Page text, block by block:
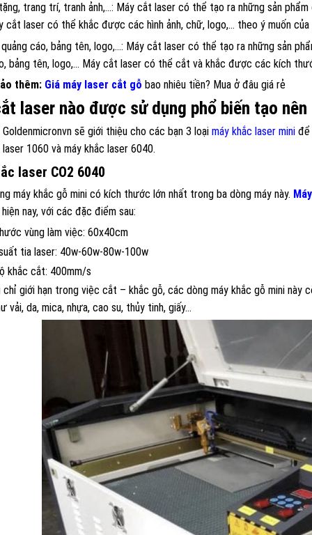
trang trí, tranh ảnh,…: Máy cắt laser có thể tạo ra những sản
cắt laser có thể khắc được các hình ảnh, chữ, logo,… theo ý muốn
cáo, bảng tên, logo,…: Máy cắt laser có thể tạo ra những sản
bảng tên, logo,… Máy cắt laser có thể cắt và khắc được các kích
thêm: Giá máy laser cắt gỗ bao nhiêu tiền? Mua ở đâu giá rẻ
laser nào được sử dụng phổ biến tạo
sẽ giới thiệu cho các bạn 3 loại máy khắc laser miniđể
1060 và máy khắc laser 6040.
laser CO2 6040
máy khắc gỗ mini có kích thước lớn nhất trong ba dòng máy này.
nay, với các đặc điểm sau:
vùng làm việc: 60x40cm
tia laser: 40w-60w-80w-100w
khắc cắt: 400mm/s
chỉ giới hạn trong việc cắt – khắc gỗ, các dòng máy khắc gỗ mini
vải, da, mica, nhựa, cao su, thủy tinh, giấy…